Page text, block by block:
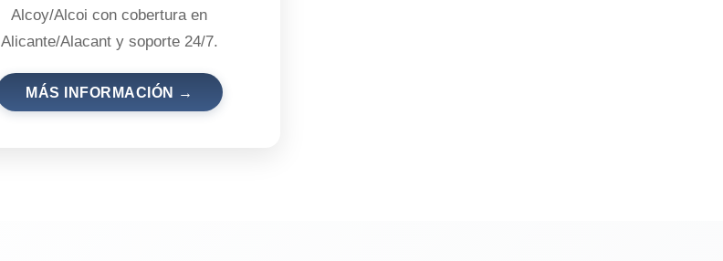
Alcoy/Alcoi con cobertura en
Alicante/Alacant y soporte 24/7.
MÁS INFORMACIÓN →